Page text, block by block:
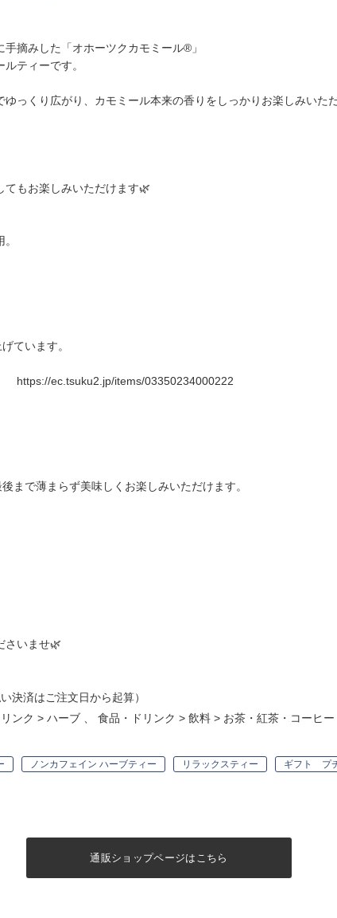
摘みした「オホーツクカモミール®」
ティーです。
っくり広がり、カモミール本来の香りをしっかりお楽しみいた
もお楽しみいただけます🌿
ています。
https://ec.tsuku2.jp/items/03350234000222
まで薄まらず美味しくお楽しみいただけます。
さいませ🌿
決済はご注文日から起算）
ンク > ハーブ 食品・ドリンク > 飲料 > お茶・紅茶・コーヒー
ノンカフェイン ハーブティー リラックスティー ギフト プ
通販ショップページはこちら